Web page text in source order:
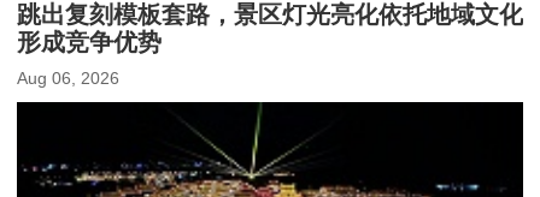
跳出复刻模板套路，景区灯光亮化依托地域文化
形成竞争优势
Aug 06, 2026